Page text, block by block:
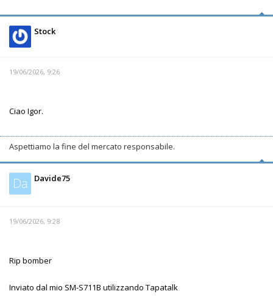
Stock
19/06/2026, 9:26
Ciao Igor.
Aspettiamo la fine del mercato responsabile.
Da Davide75
19/06/2026, 9:28
Rip bomber
Inviato dal mio SM-S711B utilizzando Tapatalk